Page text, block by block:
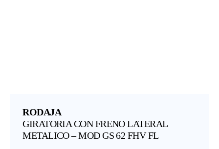
RODAJA
GIRATORIA CON FRENO LATERAL
METALICO – MOD GS 62 FHV FL